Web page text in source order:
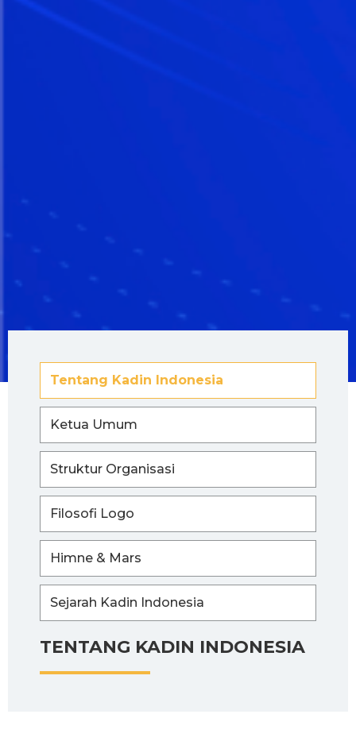
TENTANG KADIN INDONESIA
Tentang Kadin Indonesia
Ketua Umum
Struktur Organisasi
Filosofi Logo
Himne & Mars
Sejarah Kadin Indonesia